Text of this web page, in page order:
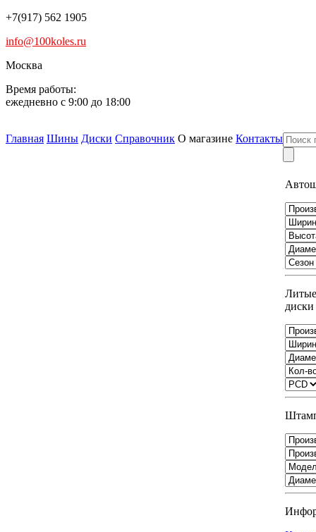
+7(917) 562 1905
info@100koles.ru
Москва
Время работы:
ежедневно с 9:00 до 18:00
Главная Шины Диски Справочник О магазине Контакты
Литые
диски